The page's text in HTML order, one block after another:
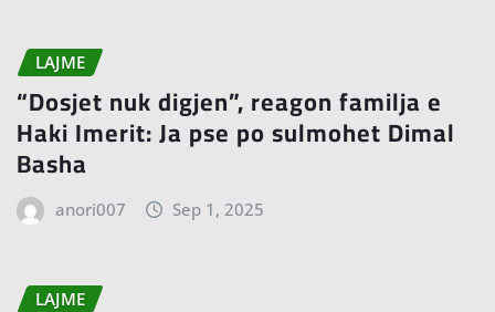
LAJME
“Dosjet nuk digjen”, reagon familja e
Haki Imerit: Ja pse po sulmohet Dimal
Basha
anori007 Sep 1, 2025
LAJME